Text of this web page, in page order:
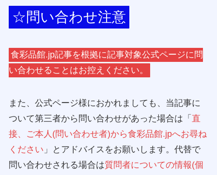
☆問い合わせ注意
食彩品館.jp記事を根拠に記事対象公式ページに問
い合わせることはお控えください。
また、公式ページ様におかれましても、当記事に
ついて第三者から問い合わせがあった場合は「 直
接、ご本人(問い合わせ者)から食彩品館.jpへお尋ね
ください 」とアドバイスをお願いします。代替で
問い合わせされる場合は質問者についての情報(個